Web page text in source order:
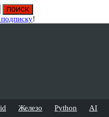
!
Железо Python AI